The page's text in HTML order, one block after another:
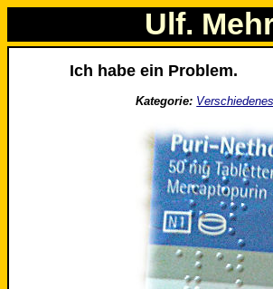
Ulf.
Ich habe ein Problem.
Kategorie: Verschiedenes